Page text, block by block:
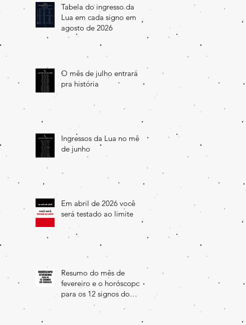
Tabela do ingresso da
Lua em cada signo em
agosto de 2026
O mês de julho entrará
pra história
Ingressos da Lua no mês
de junho
Em abril de 2026 você
será testado ao limite
Resumo do mês de
fevereiro e o horóscopo
para os 12 signos do